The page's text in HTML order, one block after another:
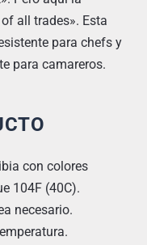
all trades». Esta
para chefs y
para camareros.
con colores
104F (40C).
necesario.